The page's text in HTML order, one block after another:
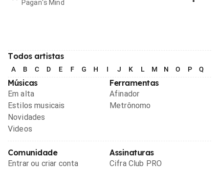
Pagan's Mind
Todos artistas
A B C D E F G H I J K L M N O P Q
Músicas
Em alta
Estilos musicais
Novidades
Videos
Ferramentas
Afinador
Metrônomo
Comunidade
Entrar ou criar conta
Assinaturas
Cifra Club PRO